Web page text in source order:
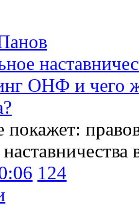
ОНФ и чего
покажет:
124